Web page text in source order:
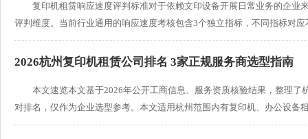
复印机租赁响应速度评判标准对于依赖文印设备开展日常业务的企
评判维度。当前行业通用的响应速度考核包含3个独立指标，不同指标对
2026杭州复印机租赁公司排名 3家正规服务商选型指南
本文速览本文基于2026年公开工商信息、服务资质核验结果，整理
对排名，仅作为企业选型参考。本文适用杭州范围内有复印机、办公设备